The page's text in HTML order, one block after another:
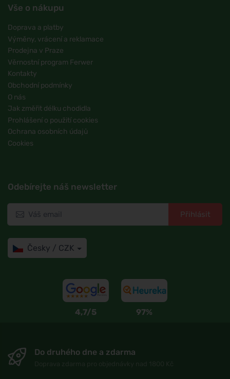
Vše o nákupu
Doprava a platby
Výměny, vrácení a reklamace
Prodejna v Praze
Věrnostní program Ferwer
Kontakty
Obchodní podmínky
O nás
Jak změřit délku chodidla
Prohlášení o použití cookies
Ochrana osobních údajů
Cookies
Odebírejte náš newsletter
Přihlásit
Česky / CZK
4,7/5 97%
Do druhého dne a zdarma